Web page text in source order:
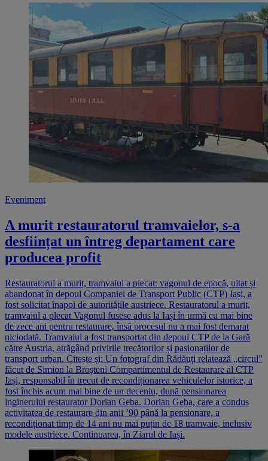
Eveniment
A murit restauratorul tramvaielor, s-a
desființat un întreg departament care
producea profit
Restauratorul a murit, tramvaiul a plecat: vagonul de epocă, uitat și
abandonat în depoul Companiei de Transport Public (CTP) Iași, a
fost solicitat înapoi de autoritățile austriece. Restauratorul a murit,
tramvaiul a plecat Vagonul fusese adus la Iași în urmă cu mai bine
de zece ani pentru restaurare, însă procesul nu a mai fost demarat
niciodată. Tramvaiul a fost transportat din depoul CTP de la Gară
către Austria, atrăgând privirile trecătorilor și pasionaților de
transport urban. Citește și: Un fotograf din Rădăuți relatează „circul”
făcut de Simion la Broșteni Compartimentul de Restaurare al CTP
Iași, responsabil în trecut de recondiționarea vehiculelor istorice, a
fost închis acum mai bine de un deceniu, după pensionarea
inginerului restaurator Dorian Geba. Dorian Geba, care a condus
activitatea de restaurare din anii ’90 până la pensionare, a
recondiționat timp de 14 ani nu mai puțin de 18 tramvaie, inclusiv
modele austriece. Continuarea, în Ziarul de Iași.